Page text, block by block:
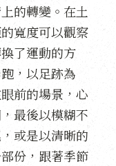
的轉變。在土
寬度可以觀察
了運動的方
，以足跡為
前的場景，心
最後以模糊不
或是以清晰的
份，跟著季節